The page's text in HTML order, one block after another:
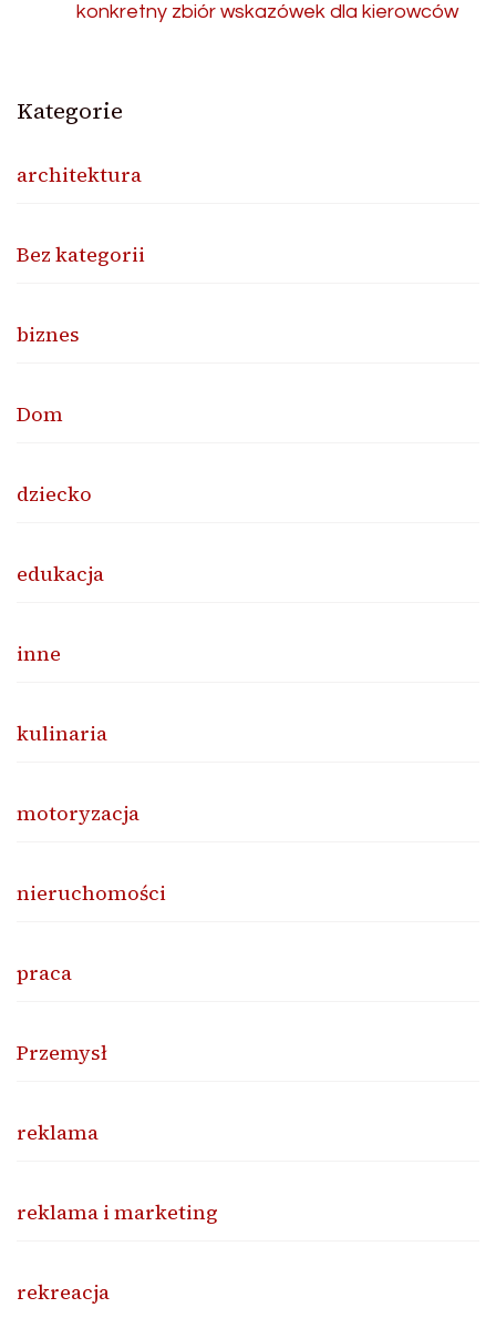
konkretny zbiór wskazówek dla kierowców
Kategorie
architektura
Bez kategorii
biznes
Dom
dziecko
edukacja
inne
kulinaria
motoryzacja
nieruchomości
praca
Przemysł
reklama
reklama i marketing
rekreacja